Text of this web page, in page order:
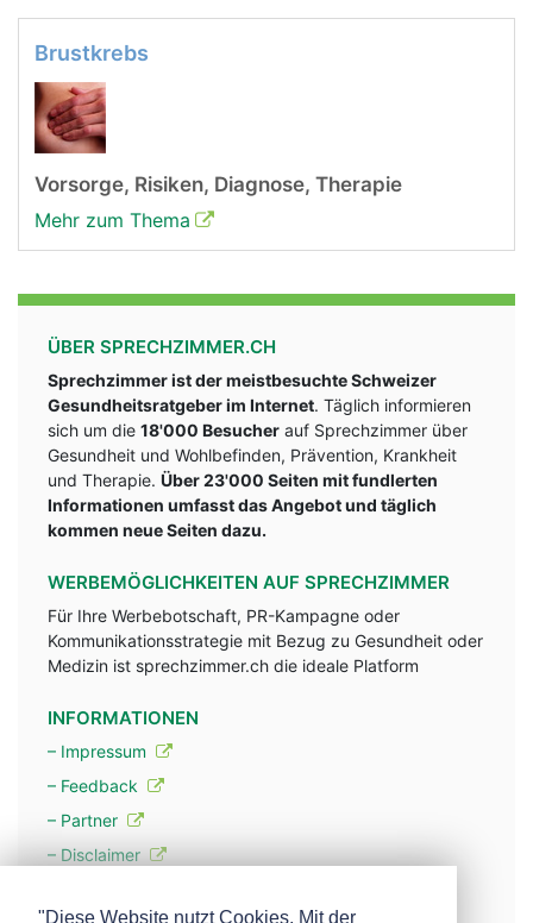
Brustkrebs
Vorsorge, Risiken, Diagnose, Therapie
Mehr zum Thema
ÜBER SPRECHZIMMER.CH
Sprechzimmer ist der meistbesuchte Schweizer
Gesundheitsratgeber im Internet. Täglich informieren
sich um die 18'000 Besucher auf Sprechzimmer über
Gesundheit und Wohlbefinden, Prävention, Krankheit
und Therapie. Über 23'000 Seiten mit fundlerten
Informationen umfasst das Angebot und täglich
kommen neue Seiten dazu.
WERBEMÖGLICHKEITEN AUF SPRECHZIMMER
Für Ihre Werbebotschaft, PR-Kampagne oder
Kommunikationsstrategie mit Bezug zu Gesundheit oder
Medizin ist sprechzimmer.ch die ideale Platform
INFORMATIONEN
– Impressum
– Feedback
– Partner
– Disclaimer
"Diese Website nutzt Cookies. Mit der